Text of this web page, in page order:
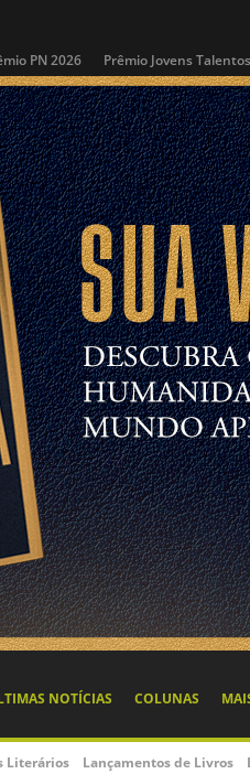
PN 2026 Prêmio Jovens
NOTÍCIAS COLUNAS
Literários Lançamentos de Livros